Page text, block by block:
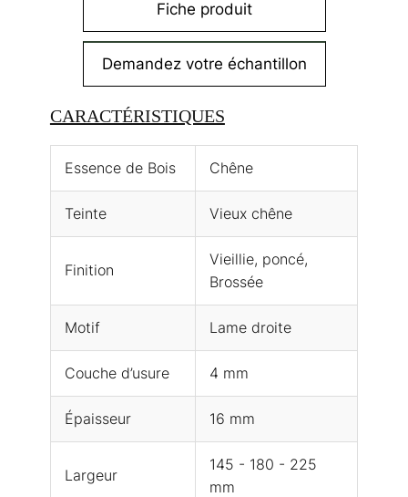
Fiche produit
Demandez votre échantillon
CARACTÉRISTIQUES
Essence de Bois Chêne
Teinte Vieux chêne
Finition
Vieillie, poncé,
Brossée
Motif Lame droite
Couche d’usure 4 mm
Épaisseur 16 mm
Largeur
145 - 180 - 225
mm